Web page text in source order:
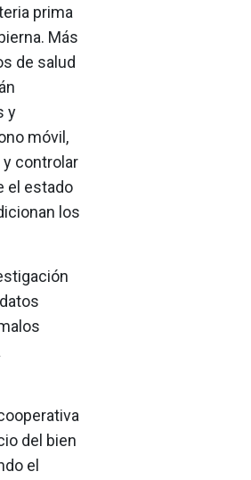
prima
Más
de salud
y
móvil,
controlar
el estado
los
del bien
el